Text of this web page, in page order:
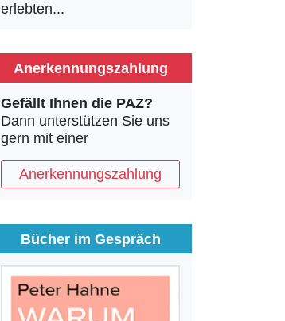
erlebten...
Anerkennungszahlung
Gefällt Ihnen die PAZ?
Dann unterstützen Sie uns
gern mit einer
Anerkennungszahlung
Bücher im Gespräch